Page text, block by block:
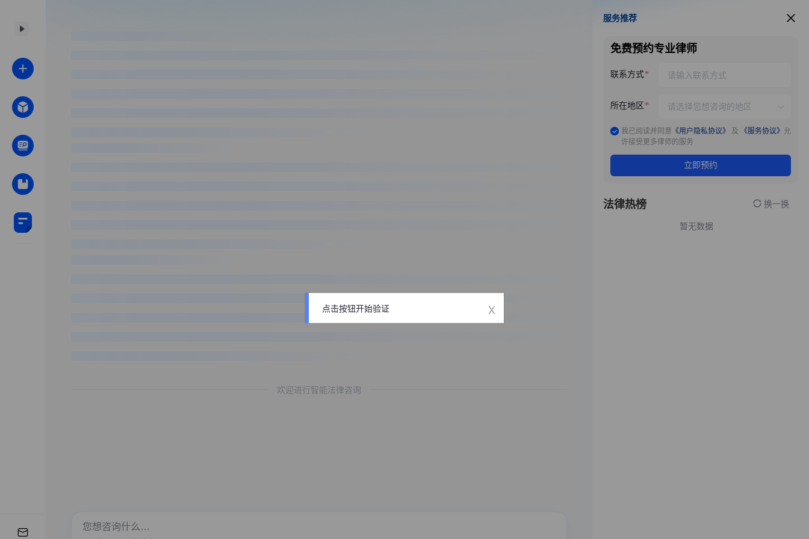
欢迎进行智能法律咨询
服务推荐
服务推荐
免费预约专业律师
联系方式
所在地区
我已阅读并同意 《用户隐私协议》 及 《服务协议》 允
许接受更多律师的服务
立即预约
法律热榜 换一换
暂无数据
点击按钮开始验证 x